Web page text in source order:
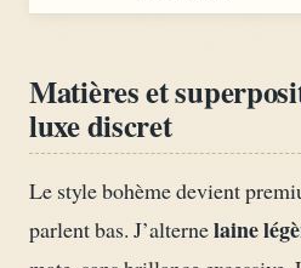
Matières et
luxe discret
Le style bohème devient
parlent bas. J’alternelaine